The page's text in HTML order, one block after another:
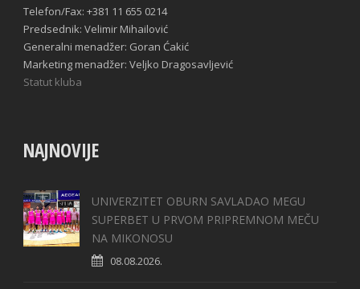
Telefon/Fax: +381 11 655 0214
Predsednik: Velimir Mihailović
Generalni menadžer: Goran Ćakić
Marketing menadžer: Veljko Dragosavljević
Statut kluba
NAJNOVIJE
UNIVERZITET OBURN SAVLADAO MEGU
SUPERBET U PRVOM PRIPREMNOM MEČU
NA MIKONOSU
08.08.2026.